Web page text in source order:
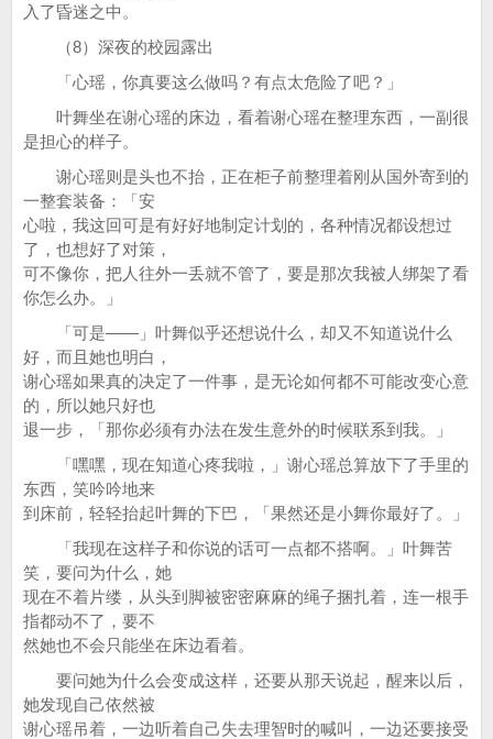
入了昏迷之中。
（8）深夜的校园露出
「心瑶，你真要这么做吗？有点太危险了吧？」
叶舞坐在谢心瑶的床边，看着谢心瑶在整理东西，一副很
是担心的样子。
谢心瑶则是头也不抬，正在柜子前整理着刚从国外寄到的
一整套装备：「安
心啦，我这回可是有好好地制定计划的，各种情况都设想过
了，也想好了对策，
可不像你，把人往外一丢就不管了，要是那次我被人绑架了看
你怎么办。」
「可是——」叶舞似乎还想说什么，却又不知道说什么
好，而且她也明白，
谢心瑶如果真的决定了一件事，是无论如何都不可能改变心意
的，所以她只好也
退一步，「那你必须有办法在发生意外的时候联系到我。」
「嘿嘿，现在知道心疼我啦，」谢心瑶总算放下了手里的
东西，笑吟吟地来
到床前，轻轻抬起叶舞的下巴，「果然还是小舞你最好了。」
「我现在这样子和你说的话可一点都不搭啊。」叶舞苦
笑，要问为什么，她
现在不着片缕，从头到脚被密密麻麻的绳子捆扎着，连一根手
指都动不了，要不
然她也不会只能坐在床边看着。
要问她为什么会变成这样，还要从那天说起，醒来以后，
她发现自己依然被
谢心瑶吊着，一边听着自己失去理智时的喊叫，一边还要接受